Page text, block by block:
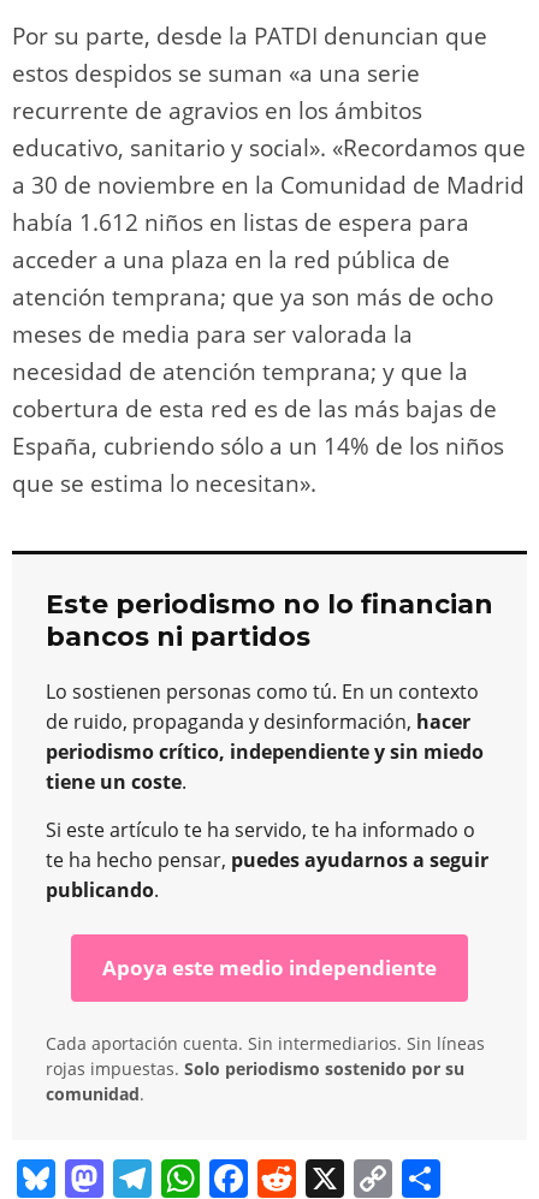
Por su parte, desde la PATDI denuncian que
estos despidos se suman «a una serie
recurrente de agravios en los ámbitos
educativo, sanitario y social». «Recordamos que
a 30 de noviembre en la Comunidad de Madrid
había 1.612 niños en listas de espera para
acceder a una plaza en la red pública de
atención temprana; que ya son más de ocho
meses de media para ser valorada la
necesidad de atención temprana; y que la
cobertura de esta red es de las más bajas de
España, cubriendo sólo a un 14% de los niños
que se estima lo necesitan».
Este periodismo no lo financian
bancos ni partidos
Lo sostienen personas como tú. En un contexto
de ruido, propaganda y desinformación, hacer
periodismo crítico, independiente y sin miedo
tiene un coste.
Si este artículo te ha servido, te ha informado o
te ha hecho pensar, puedes ayudarnos a seguir
publicando.
Apoya este medio independiente
Cada aportación cuenta. Sin intermediarios. Sin líneas
rojas impuestas. Solo periodismo sostenido por su
comunidad.
Bl M T
W F
R
X
C